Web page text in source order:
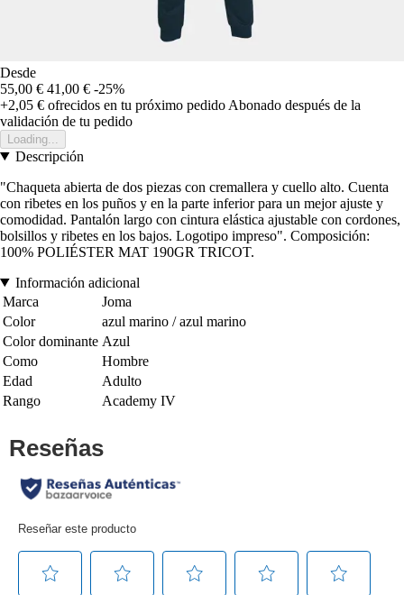
Desde
55,00 € 41,00 € -25%
+2,05 € ofrecidos en tu próximo pedido Abonado después de la
validación de tu pedido
Loading...
Descripción
"Chaqueta abierta de dos piezas con cremallera y cuello alto. Cuenta
con ribetes en los puños y en la parte inferior para un mejor ajuste y
comodidad. Pantalón largo con cintura elástica ajustable con cordones,
bolsillos y ribetes en los bajos. Logotipo impreso". Composición:
100% POLIÉSTER MAT 190GR TRICOT.
Información adicional
Marca
Joma
Color
azul marino / azul marino
Color dominante Azul
Como
Hombre
Edad
Adulto
Rango
Academy IV